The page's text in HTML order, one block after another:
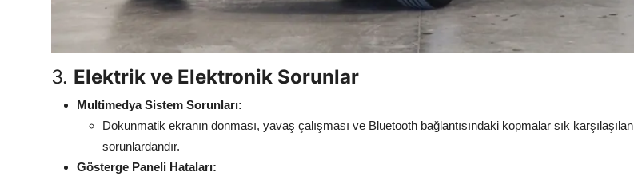
3. Elektrik ve Elektronik Sorunlar
Multimedya Sistem Sorunları:
Dokunmatik ekranın donması, yavaş çalışması ve Bluetooth bağlantısındaki kopmalar sık karşılaşılan
sorunlardandır.
Gösterge Paneli Hataları: